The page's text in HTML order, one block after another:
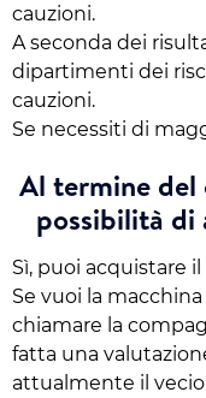
cauzioni.
A seconda dei
dipartimenti dei
cauzioni.
Se necessiti di
Al termine del
possibilità di
Sì, puoi acquistare il
Se vuoi la
chiamare la
fatta una
attualmente il